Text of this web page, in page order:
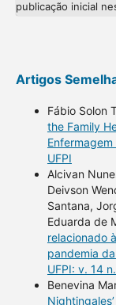
publicação inicial
Artigos
Fábio Solon
the Family
UFPI
Alcivan
Deivson
Santana,
Eduarda de
relacionado
pandemia
UFPI: v. 14
Benevina